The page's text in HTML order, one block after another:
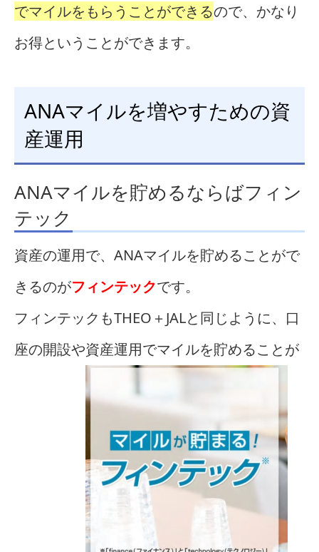
でマイルをもらうことができるので、かなり
お得ということができます。
ANAマイルを増やすための資
産運用
ANAマイルを貯めるならばフィン
テック
資産の運用で、ANAマイルを貯めることがで
きるのがフィンテックです。
フィンテックもTHEO＋JALと同じように、口
座の開設や資産運用でマイルを貯めることが